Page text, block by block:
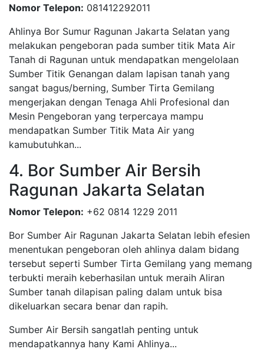
Nomor Telepon: 081412292011
Ahlinya Bor Sumur Ragunan Jakarta Selatan yang
melakukan pengeboran pada sumber titik Mata Air
Tanah di Ragunan untuk mendapatkan mengelolaan
Sumber Titik Genangan dalam lapisan tanah yang
sangat bagus/berning, Sumber Tirta Gemilang
mengerjakan dengan Tenaga Ahli Profesional dan
Mesin Pengeboran yang terpercaya mampu
mendapatkan Sumber Titik Mata Air yang
kamubutuhkan...
4. Bor Sumber Air Bersih
Ragunan Jakarta Selatan
Nomor Telepon: +62 0814 1229 2011
Bor Sumber Air Ragunan Jakarta Selatan lebih efesien
menentukan pengeboran oleh ahlinya dalam bidang
tersebut seperti Sumber Tirta Gemilang yang memang
terbukti meraih keberhasilan untuk meraih Aliran
Sumber tanah dilapisan paling dalam untuk bisa
dikeluarkan secara benar dan rapih.
Sumber Air Bersih sangatlah penting untuk
mendapatkannya hany Kami Ahlinya...